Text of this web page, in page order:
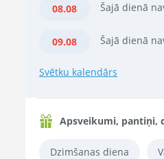
08.08 Šajā dienā
09.08 Šajā dienā
Svētku kalendārs
Apsveikumi, pantiņi,
Dzimšanas diena